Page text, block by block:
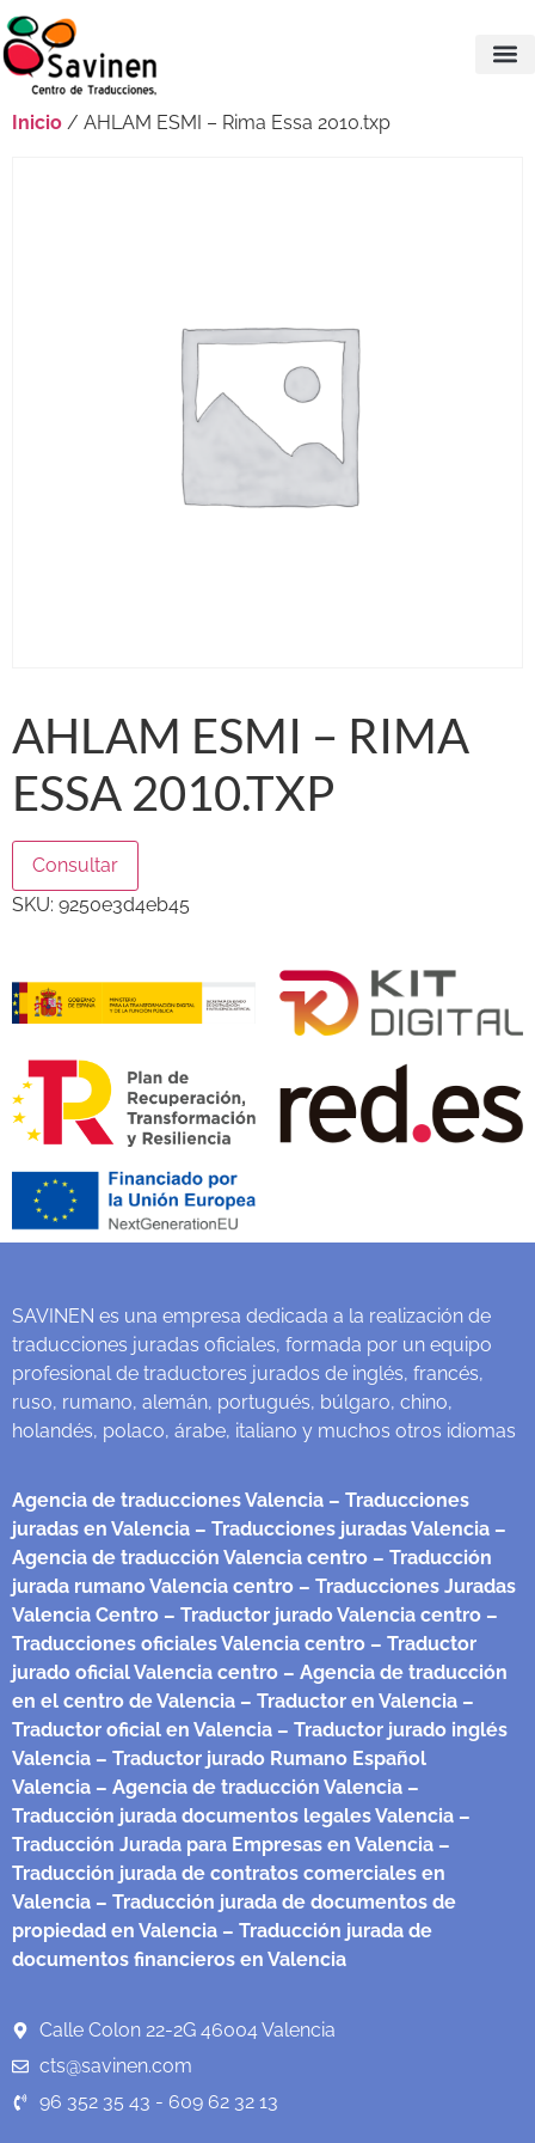
Inicio / AHLAM ESMI – Rima Essa 2010.txp
AHLAM ESMI – RIMA
ESSA 2010.TXP
Consultar
SKU: 9250e3d4eb45
SAVINEN es una empresa dedicada a la realización de
traducciones juradas oficiales, formada por un equipo
profesional de traductores jurados de inglés, francés,
ruso, rumano, alemán, portugués, búlgaro, chino,
holandés, polaco, árabe, italiano y muchos otros idiomas
Agencia de traducciones Valencia – Traducciones
juradas en Valencia – Traducciones juradas Valencia –
Agencia de traducción Valencia centro – Traducción
jurada rumano Valencia centro – Traducciones Juradas
Valencia Centro – Traductor jurado Valencia centro –
Traducciones oficiales Valencia centro – Traductor
jurado oficial Valencia centro – Agencia de traducción
en el centro de Valencia – Traductor en Valencia –
Traductor oficial en Valencia – Traductor jurado inglés
Valencia – Traductor jurado Rumano Español
Valencia – Agencia de traducción Valencia –
Traducción jurada documentos legales Valencia –
Traducción Jurada para Empresas en Valencia –
Traducción jurada de contratos comerciales en
Valencia – Traducción jurada de documentos de
propiedad en Valencia – Traducción jurada de
documentos financieros en Valencia
Calle Colon 22-2G 46004 Valencia
cts@savinen.com
96 352 35 43 - 609 62 32 13